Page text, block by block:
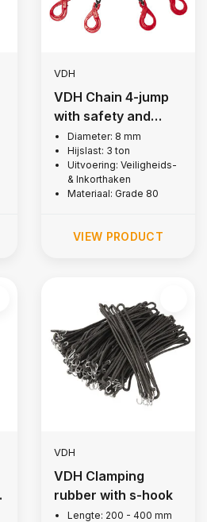
VDH
VDH Chain 4-jump
with safety and
notch hooks, Ø 8
mm
Diameter: 8 mm
Hijslast: 3 ton
Uitvoering: Veiligheids-
& Inkorthaken
Materiaal: Grade 80
VIEW PRODUCT
VDH
VDH Clamping
rubber with s-hook
Lengte: 200 - 400 mm